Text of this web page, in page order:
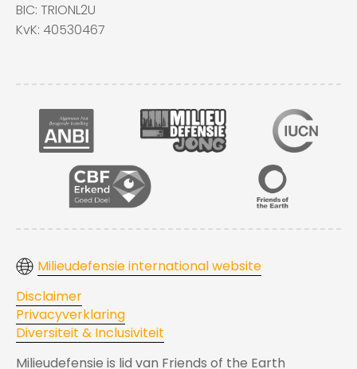
BIC: TRIONL2U
KvK: 40530467
Milieudefensie international website
Disclaimer
Privacyverklaring
Diversiteit & Inclusiviteit
Milieudefensie is lid van Friends of the Earth